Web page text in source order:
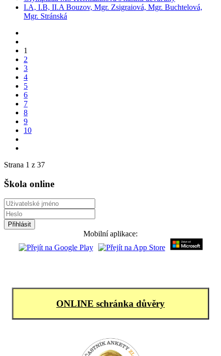
I.A, I.B, II.A Bouzov, Mgr. Zsigraiová, Mgr. Buchtelová,
Mgr. Stránská
1
2
3
4
5
6
7
8
9
10
Strana 1 z 37
Škola online
Mobilní aplikace:
ONLINE schránka důvěry